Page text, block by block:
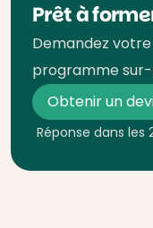
Prêt à
Demandez
programme
Obtenir un
Réponse dans les